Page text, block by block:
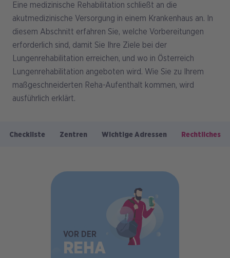
Eine medizinische Rehabilitation schließt an die
akutmedizinische Versorgung in einem Krankenhaus an. In
diesem Abschnitt erfahren Sie, welche Vorbereitungen
erforderlich sind, damit Sie Ihre Ziele bei der
Lungenrehabilitation erreichen, und wo in Österreich
Lungenrehabilitation angeboten wird. Wie Sie zu Ihrem
maßgeschneiderten Reha-Aufenthalt kommen, wird
ausführlich erklärt.
Hauptnavigation
Checkliste Zentren Wichtige Adressen Rechtliches
BILD
VOR DER
REHA